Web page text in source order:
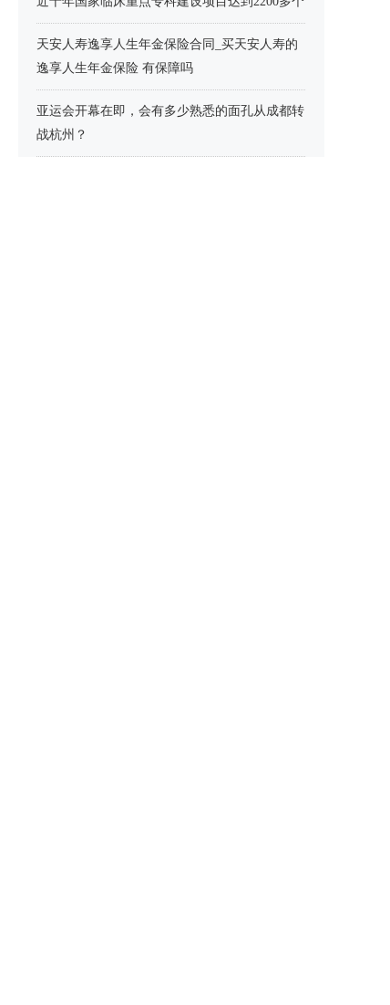
天安人寿逸享人生年金保险合同_买天安人寿的
逸享人生年金保险 有保障吗
亚运会开幕在即，会有多少熟悉的面孔从成都转
战杭州？